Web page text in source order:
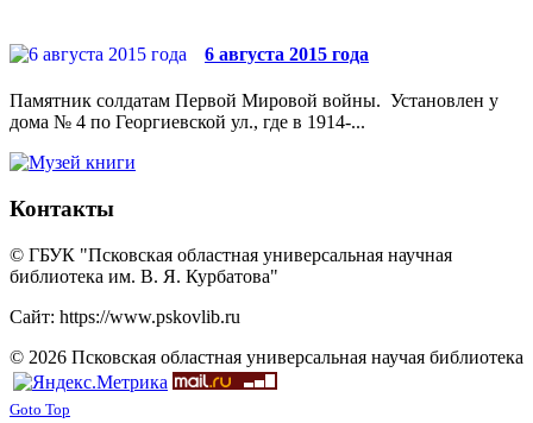
6 августа 2015 года
Памятник солдатам Первой Мировой войны. Установлен у
дома № 4 по Георгиевской ул., где в 1914-...
Контакты
© ГБУК "Псковская областная универсальная научная
библиотека им. В. Я. Курбатова"
Сайт: https://www.pskovlib.ru
© 2026 Псковская областная универсальная научая библиотека
Goto Top